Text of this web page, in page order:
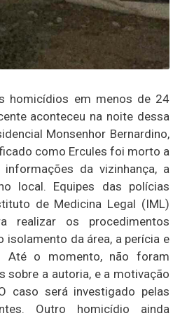
homicídios em menos de 24
aconteceu na noite dessa
Monsenhor Bernardino,
como Ercules foi morto a
da vizinhança, a
local. Equipes das polícias
de Medicina Legal (IML)
realizar os procedimentos
isolamento da área, a perícia e
Até o momento, não foram
sobre a autoria, e a motivação
caso será investigado pelas
Outro homicídio ainda